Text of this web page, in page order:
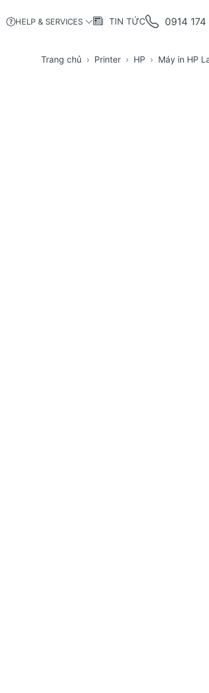
HELP & SERVICES TIN TỨC 0914 174
Trang chủ Printer HP Máy in HP